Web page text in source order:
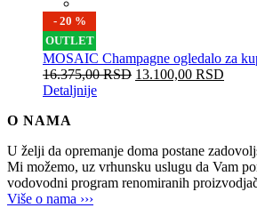
- 20 %
OUTLET
MOSAIC Champagne ogledalo za
16.375,00RSD 13.100,00 RSD
Detaljnije
O NAMA
U želji da opremanje doma postane
Mi možemo, uz vrhunsku uslugu da Vam
vodovodni program renomiranih
Više o nama ›››